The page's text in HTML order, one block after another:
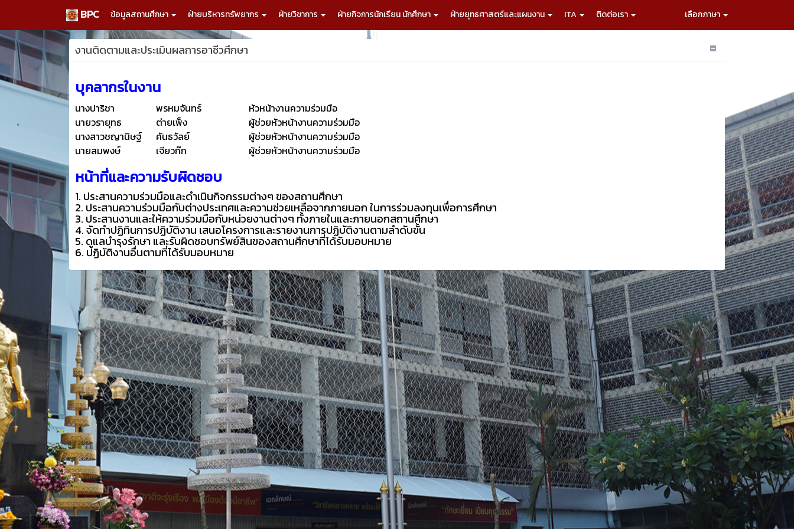
BPC ข้อมูลสถานศึกษา ฝ่ายบริหารทรัพยากร ฝ่ายวิชาการ ฝ่ายกิจการนักเรียน นักศึกษา ฝ่ายยุทธศาสตร์และแผนงาน ITA ติดต่อเรา เลือกภาษา
งานติดตามและประเมินผลการอาชีวศึกษา
บุคลากรในงาน
นางปาริชา พรหมจันทร์
หัวหน้างานความร่วมมือ
นายวรายุทธ
ต่ายเพ็ง
ผู้ช่วยหัวหน้างานความร่วมมือ
นางสาวชญานิษฐ์
คันธวัลย์
ผู้ช่วยหัวหน้างานความร่วมมือ
นายสมพงษ์
เจียวก๊ก ผู้ช่วยหัวหน้างานความร่วมมือ
หน้าที่และความรับผิดชอบ
1. ประสานความร่วมมือและดำเนินกิจกรรมต่างๆ ของสถานศึกษา
2. ประสานความร่วมมือกับต่างประเทศและความช่วยเหลือจากภายนอก ในการร่วมลงทุนเพื่อการศึกษา
3. ประสานงานและให้ความร่วมมือกับหน่วยงานต่างๆ ทั้งภายในและภายนอกสถานศึกษา
4. จัดทำปฏิทินการปฏิบัติงาน เสนอโครงการและรายงานการปฏิบัติงานตามลำดับขั้น
5. ดูแลบำรุงรักษา และรับผิดชอบทรัพย์สินของสถานศึกษาที่ได้รับมอบหมาย
6. ปฏิบัติงานอื่นตามที่ได้รับมอบหมาย